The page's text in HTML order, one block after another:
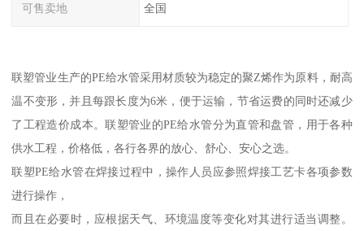
可售卖地 全国
联塑管业生产的PE给水管采用材质较为稳定的聚Z烯作为原料，耐高
温不变形，并且每跟长度为6米，便于运输，节省运费的同时还减少
了工程造价成本。联塑管业的PE给水管分为直管和盘管，用于各种
供水工程，价格低，各行各界的放心、舒心、安心之选。
联塑PE给水管在焊接过程中，操作人员应参照焊接工艺卡各项参数
进行操作，
而且在必要时，应根据天气、环境温度等变化对其进行适当调整。